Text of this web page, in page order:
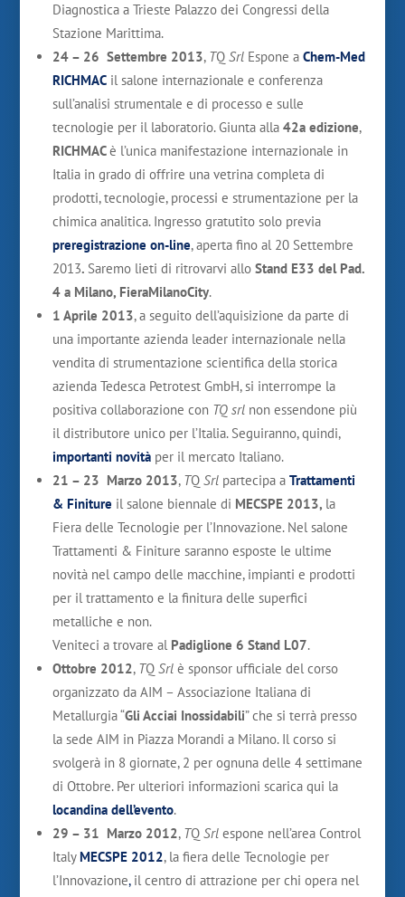
Diagnostica a Trieste Palazzo dei Congressi della
Stazione Marittima.
24 – 26 Settembre 2013, TQ Srl Espone a Chem-Med
RICHMACil salone internazionale e conferenza
sull’analisi strumentale e di processo e sulle
tecnologie per il laboratorio. Giunta alla 42a edizione,
RICHMACè l’unica manifestazione internazionale in
Italia in grado di offrire una vetrina completa di
prodotti, tecnologie, processi e strumentazione per la
chimica analitica. Ingresso gratutito solo previa
preregistrazione on-line, aperta fino al 20 Settembre
2013. Saremo lieti di ritrovarvi allo Stand E33 del Pad.
4 a Milano, FieraMilanoCity.
1 Aprile 2013, a seguito dell’aquisizione da parte di
una importante azienda leader internazionale nella
vendita di strumentazione scientifica della storica
azienda Tedesca Petrotest GmbH, si interrompe la
positiva collaborazione con TQ srl non essendone più
il distributore unico per l’Italia. Seguiranno, quindi,
importanti novità per il mercato Italiano.
21 – 23 Marzo 2013, TQ Srl partecipa a Trattamenti
& Finiture il salone biennale di MECSPE 2013, la
Fiera delle Tecnologie per l’Innovazione. Nel salone
Trattamenti & Finiture saranno esposte le ultime
novità nel campo delle macchine, impianti e prodotti
per il trattamento e la finitura delle superfici
metalliche e non.
Veniteci a trovare al Padiglione 6 Stand L07.
Ottobre 2012, TQ Srl è sponsor ufficiale del corso
organizzato da AIM – Associazione Italiana di
Metallurgia “Gli Acciai Inossidabili” che si terrà presso
la sede AIM in Piazza Morandi a Milano. Il corso si
svolgerà in 8 giornate, 2 per ognuna delle 4 settimane
di Ottobre. Per ulteriori informazioni scarica qui la
locandina dell’evento.
29 – 31 Marzo 2012, TQ Srl espone nell’area Control
Italy MECSPE 2012, la fiera delle Tecnologie per
l’Innovazione,il centro di attrazione per chi opera nel